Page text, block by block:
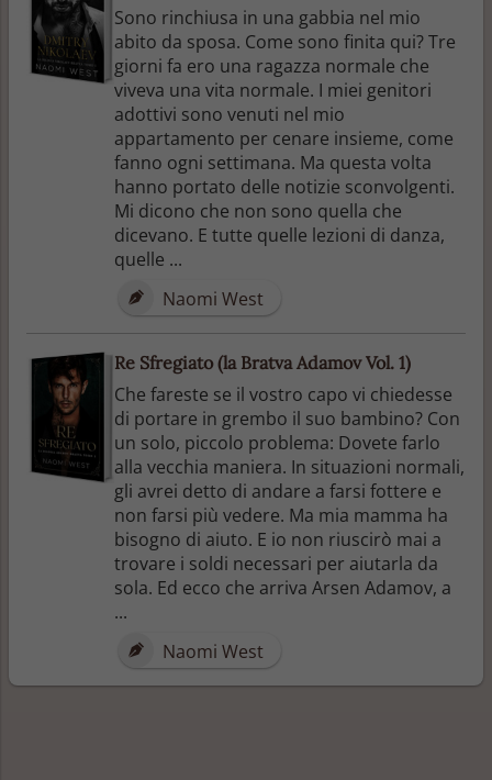
Sono rinchiusa in una gabbia nel mio
abito da sposa. Come sono finita qui? Tre
giorni fa ero una ragazza normale che
viveva una vita normale. I miei genitori
adottivi sono venuti nel mio
appartamento per cenare insieme, come
fanno ogni settimana. Ma questa volta
hanno portato delle notizie sconvolgenti.
Mi dicono che non sono quella che
dicevano. E tutte quelle lezioni di danza,
quelle ...
Naomi West
Re Sfregiato (la Bratva Adamov Vol. 1)
Che fareste se il vostro capo vi chiedesse
di portare in grembo il suo bambino? Con
un solo, piccolo problema: Dovete farlo
alla vecchia maniera. In situazioni normali,
gli avrei detto di andare a farsi fottere e
non farsi più vedere. Ma mia mamma ha
bisogno di aiuto. E io non riuscirò mai a
trovare i soldi necessari per aiutarla da
sola. Ed ecco che arriva Arsen Adamov, a
...
Naomi West